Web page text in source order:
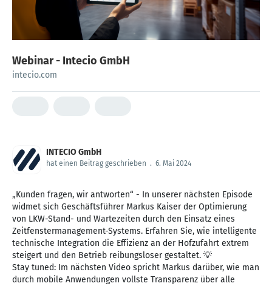
Webinar - Intecio GmbH
intecio.com
INTECIO GmbH
hat einen Beitrag geschrieben . 6. Mai 2024
„Kunden fragen, wir antworten“ - In unserer nächsten Episode
widmet sich Geschäftsführer Markus Kaiser der Optimierung
von LKW-Stand- und Wartezeiten durch den Einsatz eines
Zeitfenstermanagement-Systems. Erfahren Sie, wie intelligente
technische Integration die Effizienz an der Hofzufahrt extrem
steigert und den Betrieb reibungsloser gestaltet. 💡
Stay tuned: Im nächsten Video spricht Markus darüber, wie man
durch mobile Anwendungen vollste Transparenz über alle